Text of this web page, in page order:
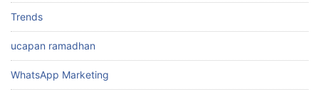
Trends
ucapan ramadhan
WhatsApp Marketing